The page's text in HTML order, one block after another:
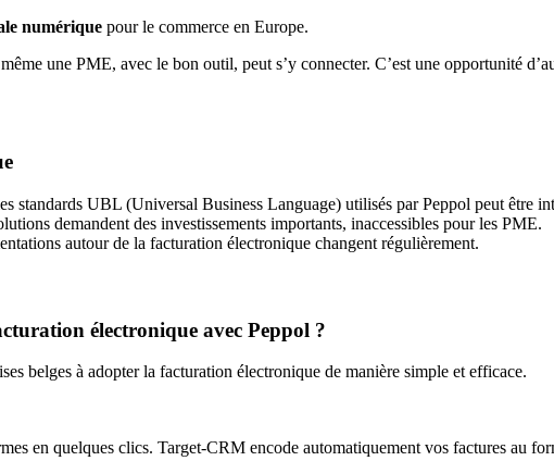
numérique pour le commerce en Europe.
une PME, avec le bon outil, peut s’y connecter. C’est une opportunité
standards UBL (Universal Business Language) utilisés par Peppol peut être
demandent des investissements importants, inaccessibles pour les PME.
autour de la facturation électronique changent régulièrement.
électronique avec Peppol ?
belges à adopter la facturation électronique de manière simple et efficace.
en quelques clics. Target-CRM encode automatiquement vos factures au